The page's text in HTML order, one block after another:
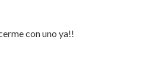
con uno ya!!